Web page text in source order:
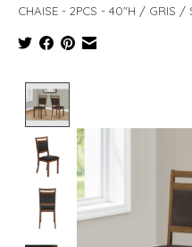
CHAISE - 2PCS - 40"H / GRIS /